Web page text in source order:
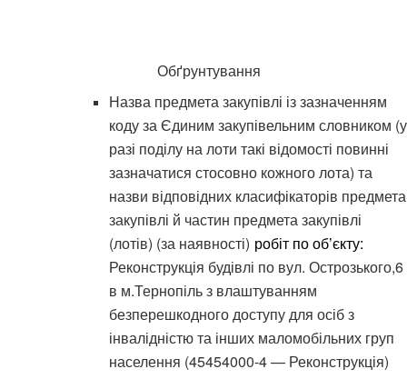
Обґрунтування
Назва предмета закупівлі із зазначенням
коду за Єдиним закупівельним словником (у
разі поділу на лоти такі відомості повинні
зазначатися стосовно кожного лота) та
назви відповідних класифікаторів предмета
закупівлі й частин предмета закупівлі
(лотів) (за наявності) робіт по об’єкту:
Реконструкція будівлі по вул. Острозького,6
в м.Тернопіль з влаштуванням
безперешкодного доступу для осіб з
інвалідністю та інших маломобільних груп
населення (45454000-4 — Реконструкція)